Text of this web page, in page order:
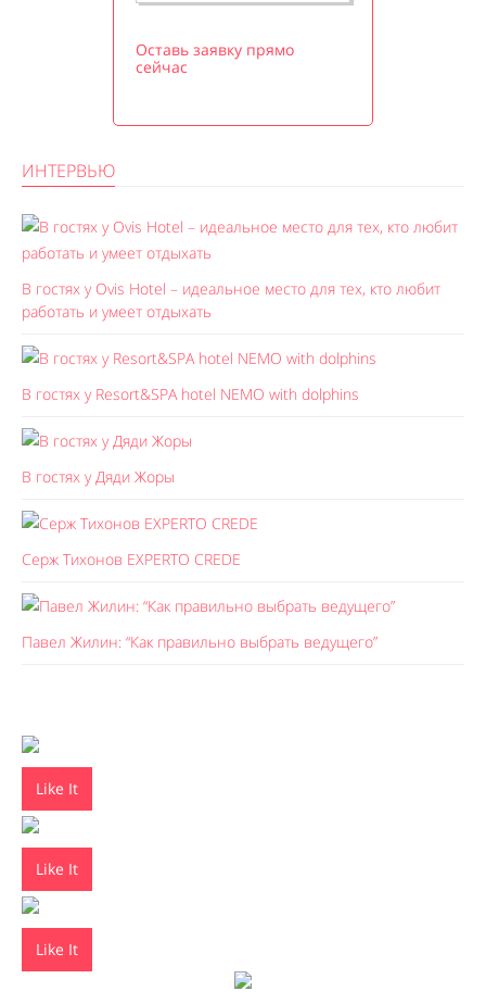
Оставь заявку прямо
сейчас
ИНТЕРВЬЮ
В гостях у Ovis Hotel – идеальное место для тех, кто любит
работать и умеет отдыхать
В гостях у Resort&SPA hotel NEMO with dolphins
В гостях у Дяди Жоры
Серж Тихонов EXPERTO CREDE
Павел Жилин: “Как правильно выбрать ведущего”
Like It
Like It
Like It